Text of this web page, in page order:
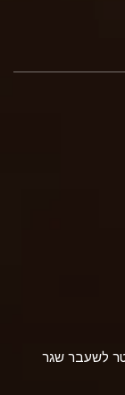
לשעבר שגר